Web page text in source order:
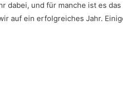
dabei, und für manche ist es
auf ein erfolgreiches Jahr.